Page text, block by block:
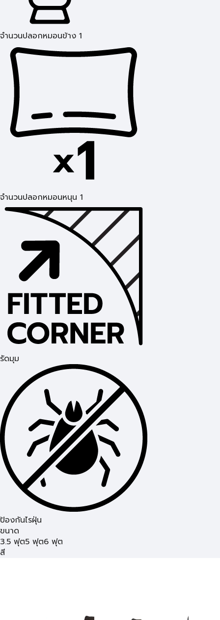
จำนวนปลอกหมอนข้าง 1
จำนวนปลอกหมอนหนุน 1
รัดมุม
ป้องกันไรฝุ่น
ขนาด
3.5 ฟุต5 ฟุต6 ฟุต
สี